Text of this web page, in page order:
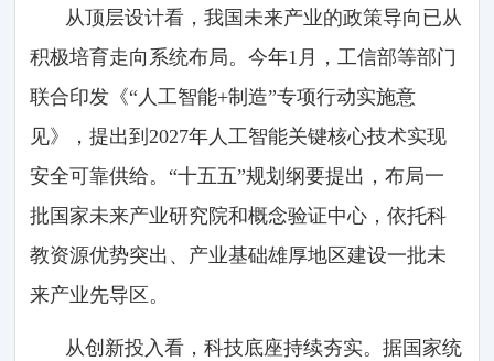
从顶层设计看，我国未来产业的政策导向已从
积极培育走向系统布局。今年1月，工信部等部门
联合印发《“人工智能+制造”专项行动实施意
见》，提出到2027年人工智能关键核心技术实现
安全可靠供给。“十五五”规划纲要提出，布局一
批国家未来产业研究院和概念验证中心，依托科
教资源优势突出、产业基础雄厚地区建设一批未
来产业先导区。
从创新投入看，科技底座持续夯实。据国家统